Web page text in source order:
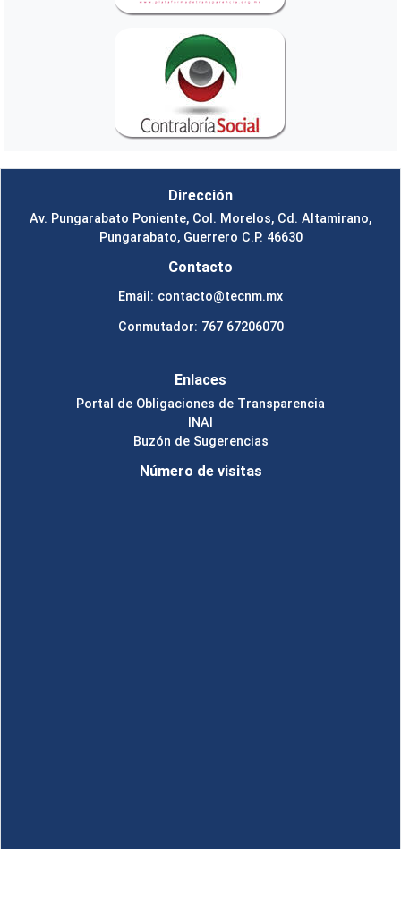
Dirección
Av. Pungarabato Poniente, Col. Morelos, Cd. Altamirano,
Pungarabato, Guerrero C.P. 46630
Contacto
Email: contacto@tecnm.mx
Conmutador: 767 67206070
Enlaces
Portal de Obligaciones de Transparencia
INAI
Buzón de Sugerencias
Número de visitas